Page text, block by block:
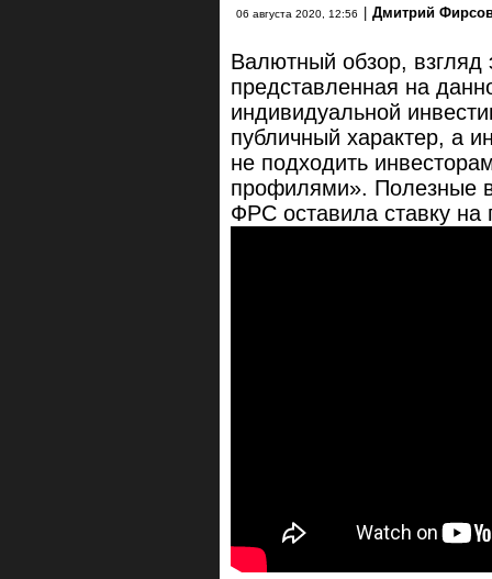
06 августа 2020, 12:56 | Дмитрий
Валютный обзор,
представленная на
индивидуальной
публичный характер, а
не подходить
профилями». Полезные
ФРС оставила ставку